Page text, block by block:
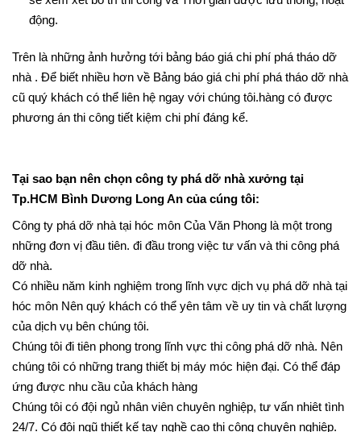
sẽ xem xét bố trí thi công và Thời gian được lưu thông, hoạt
Trên là những ảnh hưởng tới bảng báo giá chi phí phá tháo dỡ
nhà . Để biết nhiều hơn về Bảng báo giá chi phí phá tháo dỡ nhà
cũ quý khách có thể liên hệ ngay với chúng tôi.hàng có được
Tại sao bạn nên chọn công ty phá dỡ nhà xưởng tại
Công ty phá dỡ nhà tại hóc môn Của Văn Phong là một trong
những đơn vị đầu tiên. đi đầu trong việc tư vấn và thi công phá
dỡ nhà.
Có nhiều năm kinh nghiệm trong lĩnh vực dịch vụ phá dỡ nhà tại
hóc môn Nên quý khách có thể yên tâm về uy tin và chất lượng
của dịch vụ bên chúng tôi.
Chúng tôi đi tiên phong trong lĩnh vực thi công phá dỡ nhà. Nên
chúng tôi có những trang thiết bị máy móc hiện đại. Có thể đáp
ứng được nhu cầu của khách hàng
Chúng tôi có đội ngủ nhân viên chuyên nghiệp, tư vấn nhiêt tình